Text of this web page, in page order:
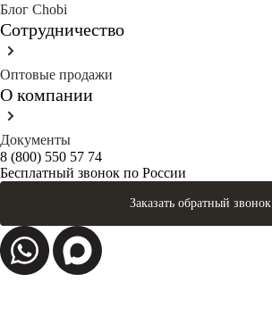
Блог Сhobi
Сотрудничество
Оптовые продажи
О компании
Документы
8 (800) 550 57 74
Бесплатный звонок по России
Заказать обратный звонок